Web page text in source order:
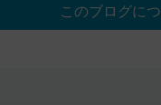
このブログに